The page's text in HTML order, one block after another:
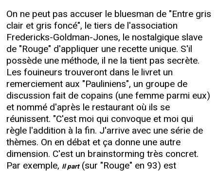
On ne peut pas accuser le bluesman de "Entre gris
clair et gris foncé", le tiers de l'association
Fredericks-Goldman-Jones, le nostalgique slave
de "Rouge" d'appliquer une recette unique. S'il
possède une méthode, il ne la tient pas secrète.
Les fouineurs trouveront dans le livret un
remerciement aux "Pauliniens", un groupe de
discussion fait de copains (une femme parmi eux)
et nommé d'après le restaurant où ils se
réunissent. "C'est moi qui convoque et moi qui
règle l'addition à la fin. J'arrive avec une série de
thèmes. On en débat et ça donne une autre
dimension. C'est un brainstorming très concret.
Par exemple, Il part(sur "Rouge" en 93) est